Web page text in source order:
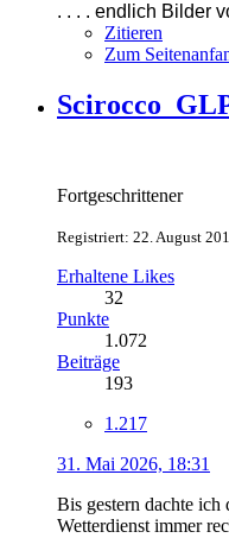
. . . . endlich Bilder
Zitieren
Zum
Fortgeschrittener
Registriert: 22. August
Erhaltene Likes
32
Punkte
1.072
Beiträge
193
1.217
31. Mai 2026, 18:31
Bis gestern dachte ich
Wetterdienst immer